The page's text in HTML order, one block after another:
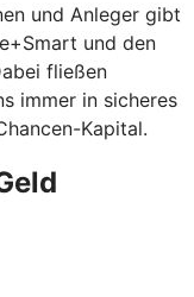
und Anleger gibt
und den
fließen
immer in sicheres
Kapital.